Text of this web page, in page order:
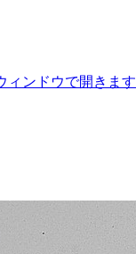
ィンドウで開きます